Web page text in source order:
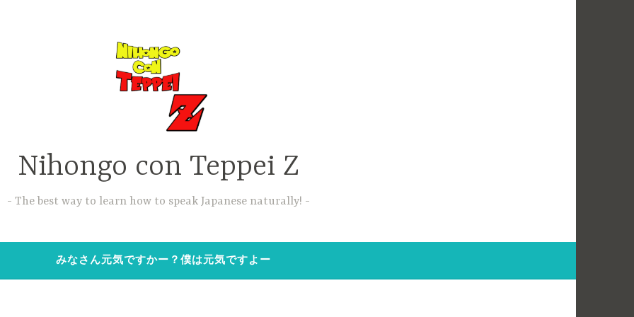
Nihongo con Teppei Z
The best way to learn how to speak Japanese naturally!
みなさん元気ですかー？僕は元気ですよー